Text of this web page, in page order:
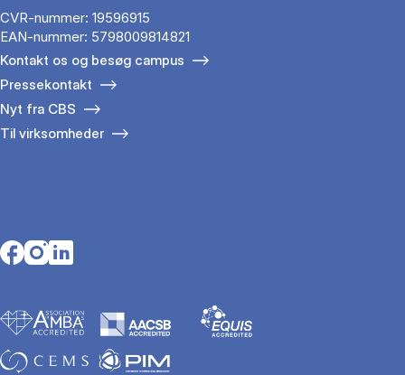
CVR-nummer: 19596915
EAN-nummer: 5798009814821
Kontakt os og besøg campus
Pressekontakt
Nyt fra CBS
Til virksomheder
Opens in a new tab
Opens in a new tab
Opens in a new tab